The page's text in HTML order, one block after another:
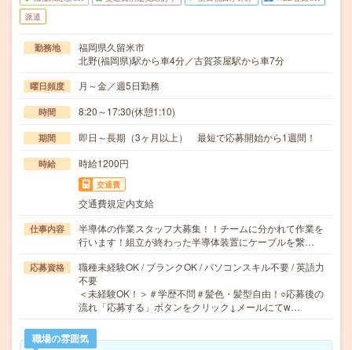
派遣
勤務地
福岡県久留米市
北野(福岡県)駅から車4分／古賀茶屋駅から車7分
曜日頻度 月～金／週5日勤務
時間 8:20～17:30(休憩1:10)
期間 即日～長期（3ヶ月以上） 最短で応募開始から1週間！
時給 時給1200円
交通費
交通費規定内支給
仕事内容
半導体の作業スタッフ大募集！！チームに分かれて作業を
行います！組立が終わった半導体装置にケーブルを繋…
応募資格
職種未経験OK / ブランクOK / パソコンスキル不要 / 英語力
不要
＜未経験OK！＞＃学歴不問＃髪色・髪型自由！○応募後の
流れ「応募する」ボタンをクリック↓メールにてw…
職場の雰囲気